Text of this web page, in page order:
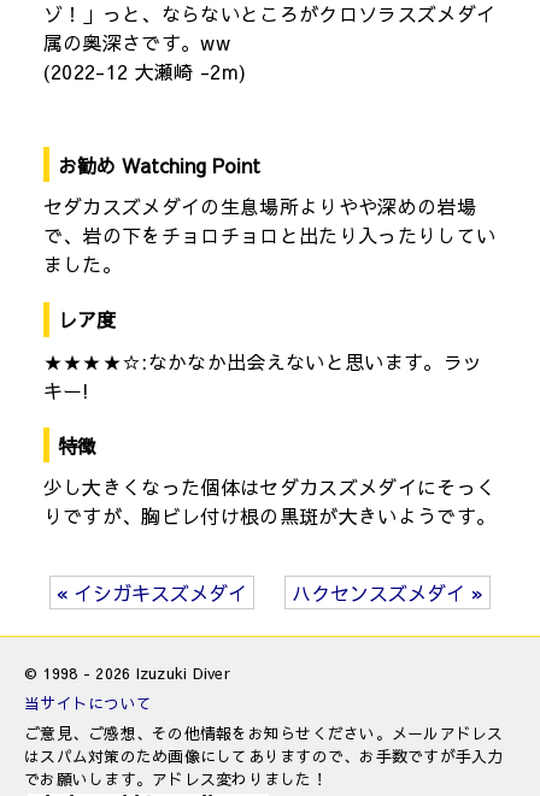
ゾ！」っと、ならないところがクロソラスズメダイ
属の奥深さです。ww
(2022-12 大瀬崎 -2m)
お勧め Watching Point
セダカスズメダイの生息場所よりやや深めの岩場
で、岩の下をチョロチョロと出たり入ったりしてい
ました。
レア度
★★★★☆:なかなか出会えないと思います。ラッ
キー!
特徴
少し大きくなった個体はセダカスズメダイにそっく
りですが、胸ビレ付け根の黒斑が大きいようです。
« イシガキスズメダイ ハクセンスズメダイ »
© 1998 - 2026 Izuzuki Diver
当サイトについて
ご意見、ご感想、その他情報をお知らせください。メールアドレス
はスパム対策のため画像にしてありますので、お手数ですが手入力
でお願いします。アドレス変わりました！